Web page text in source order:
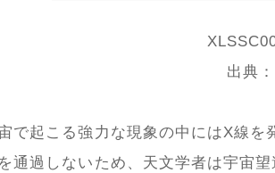
出典
で起こる強力な現象の中にはX線
通過しないため、天文学者は宇宙